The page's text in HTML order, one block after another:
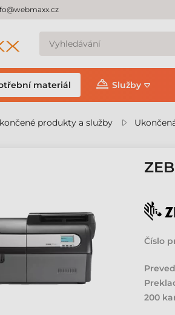
materiál Služby
produkty a služby
Číslo
200